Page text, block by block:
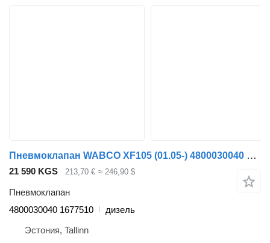
Пневмоклапан WABCO XF105 (01.05-) 4800030040 для тягача DAF XF95, XF105 (2001-2014)
21 590 KGS 213,70 € ≈ 246,90 $
Пневмоклапан
4800030040 1677510
дизель
Эстония, Tallinn